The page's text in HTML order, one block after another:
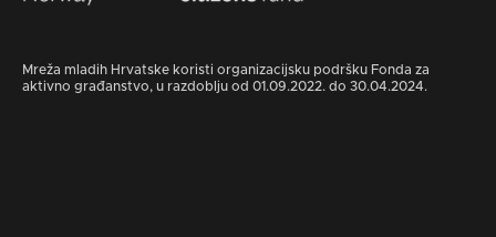
Mreža mladih Hrvatske koristi organizacijsku podršku Fonda za
aktivno građanstvo, u razdoblju od 01.09.2022. do 30.04.2024.